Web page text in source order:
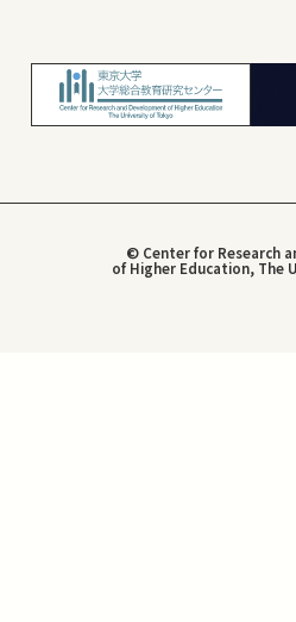
© Center for Research
of Higher Education, The